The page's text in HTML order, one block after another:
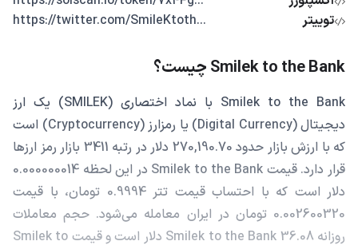
توییتر
...https://twitter.com/SmileKtoth
Smilek to the Bank چیست؟
Smilek to the Bank با نماد اختصاری (SMILEK) یک ارز
دیجیتال (Digital Currency) یا رمزارز (Cryptocurrency) است
که با ارزش بازار حدود 270,190.70 دلار در رتبه 3411 بازار رمز ارزها
قرار دارد. قیمت Smilek to the Bank در این لحظه 0.000000014
دلار است که با احتساب قیمت تتر 0.9994 تومان، با قیمت
0.002600320 تومان در ایران معامله می‌شود. حجم معاملات
روزانه Smilek to the Bank 36.08 دلار است و قیمت Smilek to